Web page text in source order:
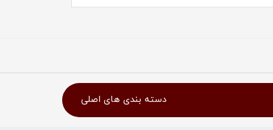
دسته بندی های اصلی